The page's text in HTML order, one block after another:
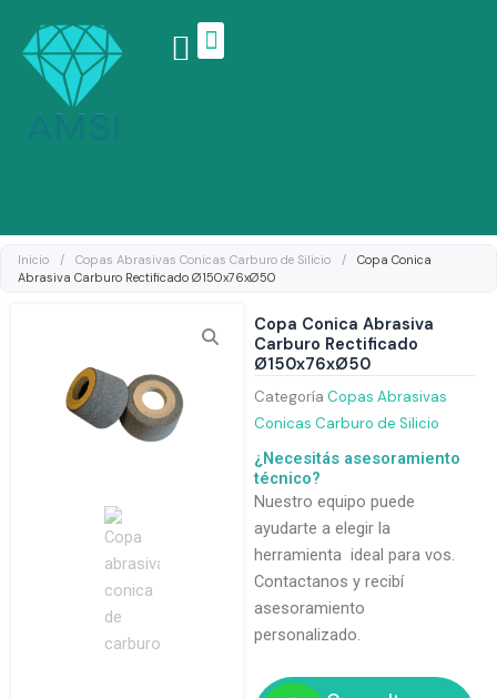
contenido
Inicio / Copas Abrasivas Conicas Carburo de Silicio /
Copa Conica
Abrasiva Carburo Rectificado Ø150x76xØ50
Copa Conica Abrasiva
Carburo Rectificado
Ø150x76xØ50
Categoría Copas Abrasivas
Conicas Carburo de Silicio
¿Necesitás asesoramiento
técnico?
Nuestro equipo puede
ayudarte a elegir la
herramienta ideal para vos.
Contactanos y recibí
asesoramiento
personalizado.